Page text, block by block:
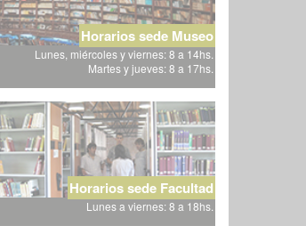
Horarios sede Museo
Lunes, miércoles y viernes: 8 a 14hs.
Martes y jueves: 8 a 17hs.
Horarios sede Facultad
Lunes a viernes: 8 a 18hs.